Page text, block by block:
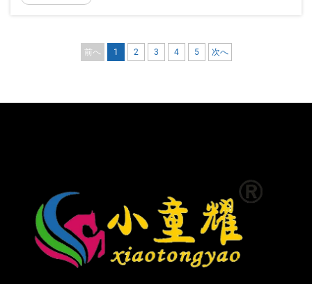
ります。エアトラックは、跳ねる楽しさを際限な
前へ 1 2 3 4 5 次へ